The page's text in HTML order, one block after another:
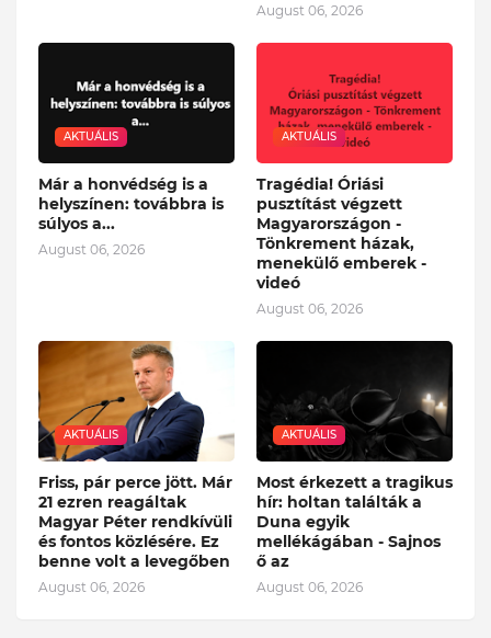
August 06, 2026
AKTUÁLIS
Már a honvédség is a
helyszínen: továbbra is
súlyos a...
August 06, 2026
AKTUÁLIS
Tragédia! Óriási
pusztítást végzett
Magyarországon -
Tönkrement házak,
menekülő emberek -
videó
August 06, 2026
AKTUÁLIS
Friss, pár perce jött. Már
21 ezren reagáltak
Magyar Péter rendkívüli
és fontos közlésére. Ez
benne volt a levegőben
August 06, 2026
AKTUÁLIS
Most érkezett a tragikus
hír: holtan találták a
Duna egyik
mellékágában - Sajnos
ő az
August 06, 2026